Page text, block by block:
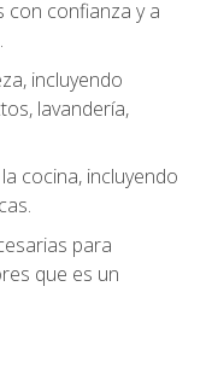
con confianza y a
incluyendo
lavandería,
cocina, incluyendo
para
que es un